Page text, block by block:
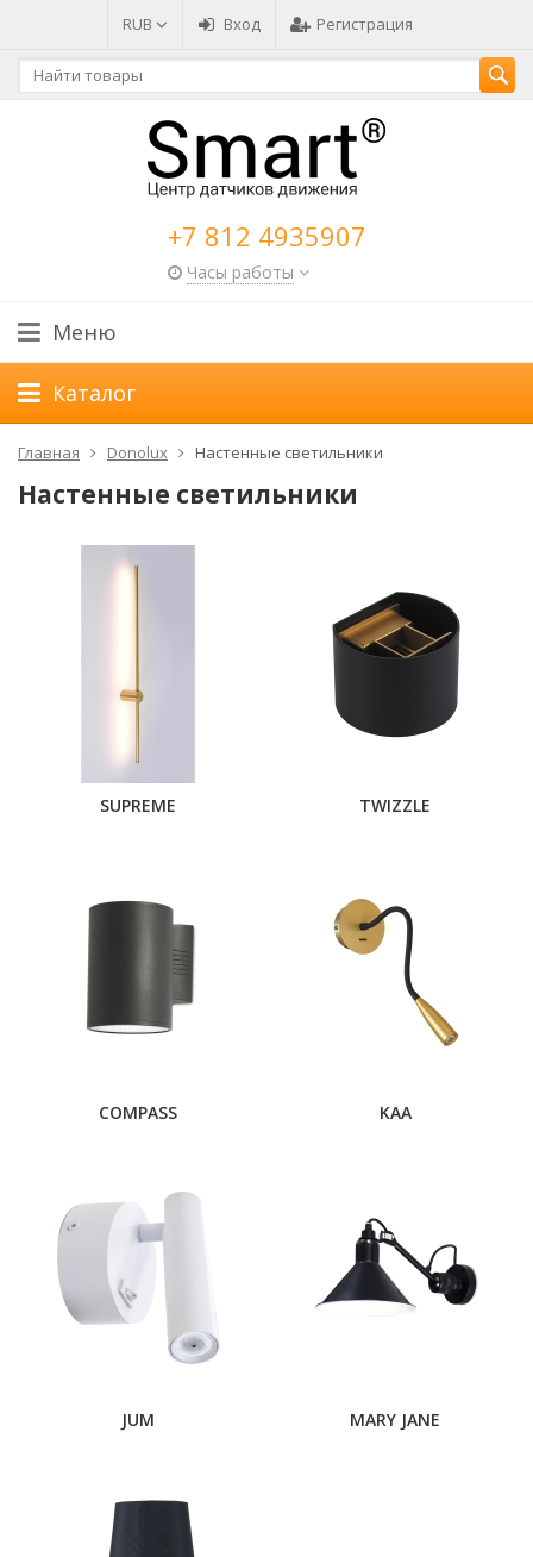
RUB Вход Регистрация
+7 812 4935907
Часы работы
Меню
Каталог
Главная Donolux Настенные светильники
Настенные светильники
SUPREME TWIZZLE
COMPASS KAA
JUM MARY JANE